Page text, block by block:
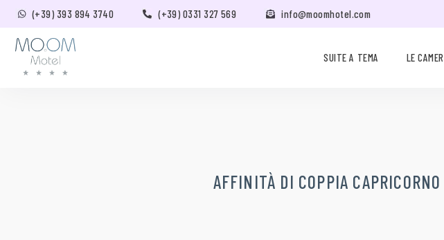
(+39) 393 894 3740 (+39) 0331 327 569 info@moomhotel.com
SUITE A TEMA LE
AFFINITÀ DI COPPIA